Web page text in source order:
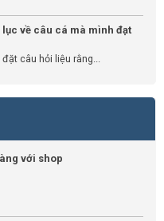
về câu cá mà mình đạt
câu hỏi liệu rằng...
với shop